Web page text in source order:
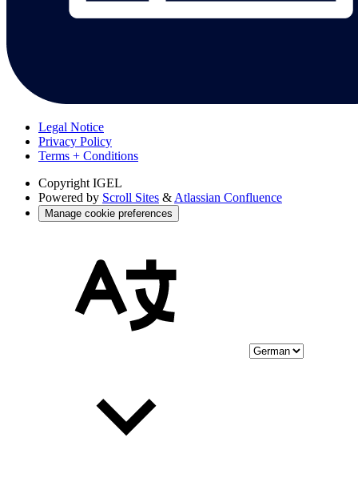
Legal Notice
Privacy Policy
Terms + Conditions
Copyright IGEL
Powered by Scroll Sites & Atlassian Confluence
Manage cookie preferences